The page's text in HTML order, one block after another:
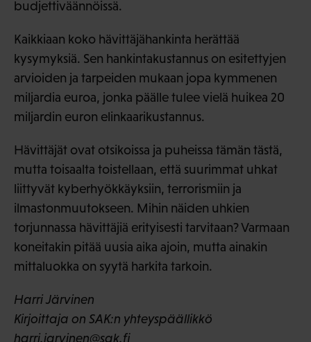
budjettiväännöissä.
Kaikkiaan koko hävittäjähankinta herättää
kysymyksiä. Sen hankintakustannus on esitettyjen
arvioiden ja tarpeiden mukaan jopa kymmenen
miljardia euroa, jonka päälle tulee vielä huikea 20
miljardin euron elinkaarikustannus.
Hävittäjät ovat otsikoissa ja puheissa tämän tästä,
mutta toisaalta toistellaan, että suurimmat uhkat
liittyvät kyberhyökkäyksiin, terrorismiin ja
ilmastonmuutokseen. Mihin näiden uhkien
torjunnassa hävittäjiä erityisesti tarvitaan? Varmaan
koneitakin pitää uusia aika ajoin, mutta ainakin
mittaluokka on syytä harkita tarkoin.
Harri Järvinen
Kirjoittaja on SAK:n yhteyspäällikkö
harri.jarvinen@sak.fi